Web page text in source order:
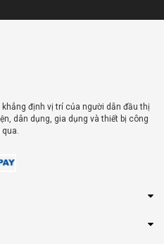
khẳng định vị trí của người dẫn đầu thị
dân dụng, gia dụng và thiết bị công